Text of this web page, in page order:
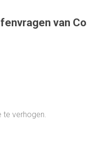
van
verhogen.